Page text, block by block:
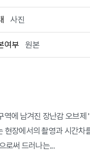
사진
여부 원본
에 남겨진 장난감 오브제
장에서의 촬영과 시간
로써 드러나는...